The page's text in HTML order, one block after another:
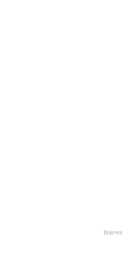
বিজ্ঞাপন